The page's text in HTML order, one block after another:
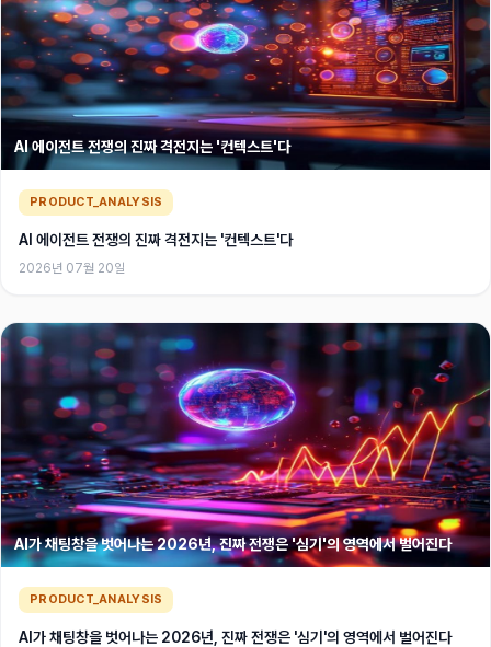
AI 에이전트 전쟁의 진짜 격전지는 '컨텍스트'다
PRODUCT_ANALYSIS
AI 에이전트 전쟁의 진짜 격전지는 '컨텍스트'다
2026년 07월 20일
AI가 채팅창을 벗어나는 2026년, 진짜 전쟁은 '심기'의 영역에서 벌어진다
PRODUCT_ANALYSIS
AI가 채팅창을 벗어나는 2026년, 진짜 전쟁은 '심기'의 영역에서 벌어진다